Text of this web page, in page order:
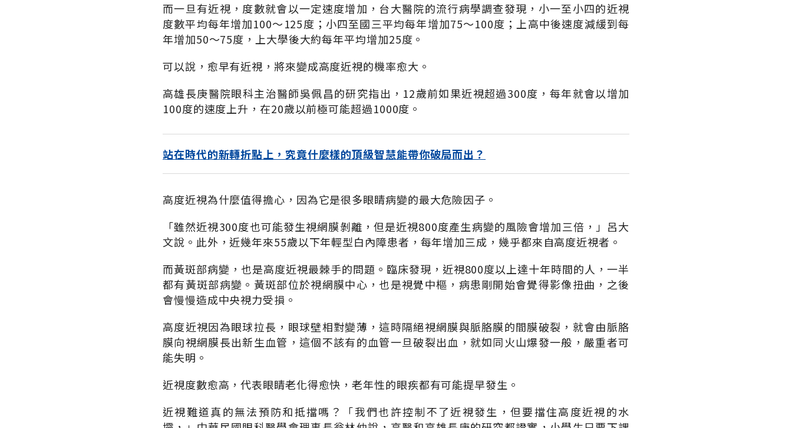
而一旦有近視，度數就會以一定速度增加，台大醫院的流行病學調查發現，小一至小四的近視
度數平均每年增加100～125度；小四至國三平均每年增加75～100度；上高中後速度減緩到每
年增加50～75度，上大學後大約每年平均增加25度。
可以說，愈早有近視，將來變成高度近視的機率愈大。
高雄長庚醫院眼科主治醫師吳佩昌的研究指出，12歲前如果近視超過300度，每年就會以增加
100度的速度上升，在20歲以前極可能超過1000度。
站在時代的新轉折點上，究竟什麼樣的頂級智慧能帶你破局而出？
高度近視為什麼值得擔心，因為它是很多眼睛病變的最大危險因子。
「雖然近視300度也可能發生視網膜剝離，但是近視800度產生病變的風險會增加三倍，」呂大
文說。此外，近幾年來55歲以下年輕型白內障患者，每年增加三成，幾乎都來自高度近視者。
而黃斑部病變，也是高度近視最棘手的問題。臨床發現，近視800度以上達十年時間的人，一半
都有黃斑部病變。黃斑部位於視網膜中心，也是視覺中樞，病患剛開始會覺得影像扭曲，之後
會慢慢造成中央視力受損。
高度近視因為眼球拉長，眼球壁相對變薄，這時隔絕視網膜與脈胳膜的間膜破裂，就會由脈胳
膜向視網膜長出新生血管，這個不該有的血管一旦破裂出血，就如同火山爆發一般，嚴重者可
能失明。
近視度數愈高，代表眼睛老化得愈快，老年性的眼疾都有可能提早發生。
近視難道真的無法預防和抵擋嗎？「我們也許控制不了近視發生，但要擋住高度近視的水